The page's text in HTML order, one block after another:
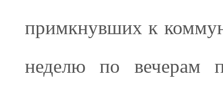
примкнувших к
неделю по вечерам